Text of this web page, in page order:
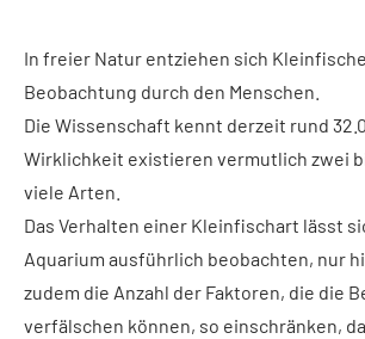
In freier Natur entziehen sich
Beobachtung durch den Menschen.
Die Wissenschaft kennt derzeit rund
Wirklichkeit existieren vermutlich zwei
viele Arten.
Das Verhalten einer Kleinfischart lässt
Aquarium ausführlich beobachten, nur
zudem die Anzahl der Faktoren, die die
verfälschen können, so einschränken,